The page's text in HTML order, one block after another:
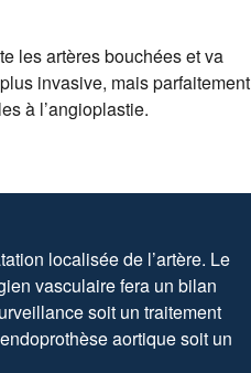
les artères bouchées et va
invasive, mais parfaitement
à l’angioplastie.
localisée de l’artère. Le
vasculaire fera un bilan
soit un traitement
aortique soit un